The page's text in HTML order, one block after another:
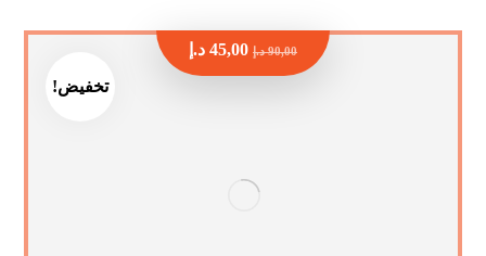
تخفيض!
90,00 د.إ 45,00 د.إ